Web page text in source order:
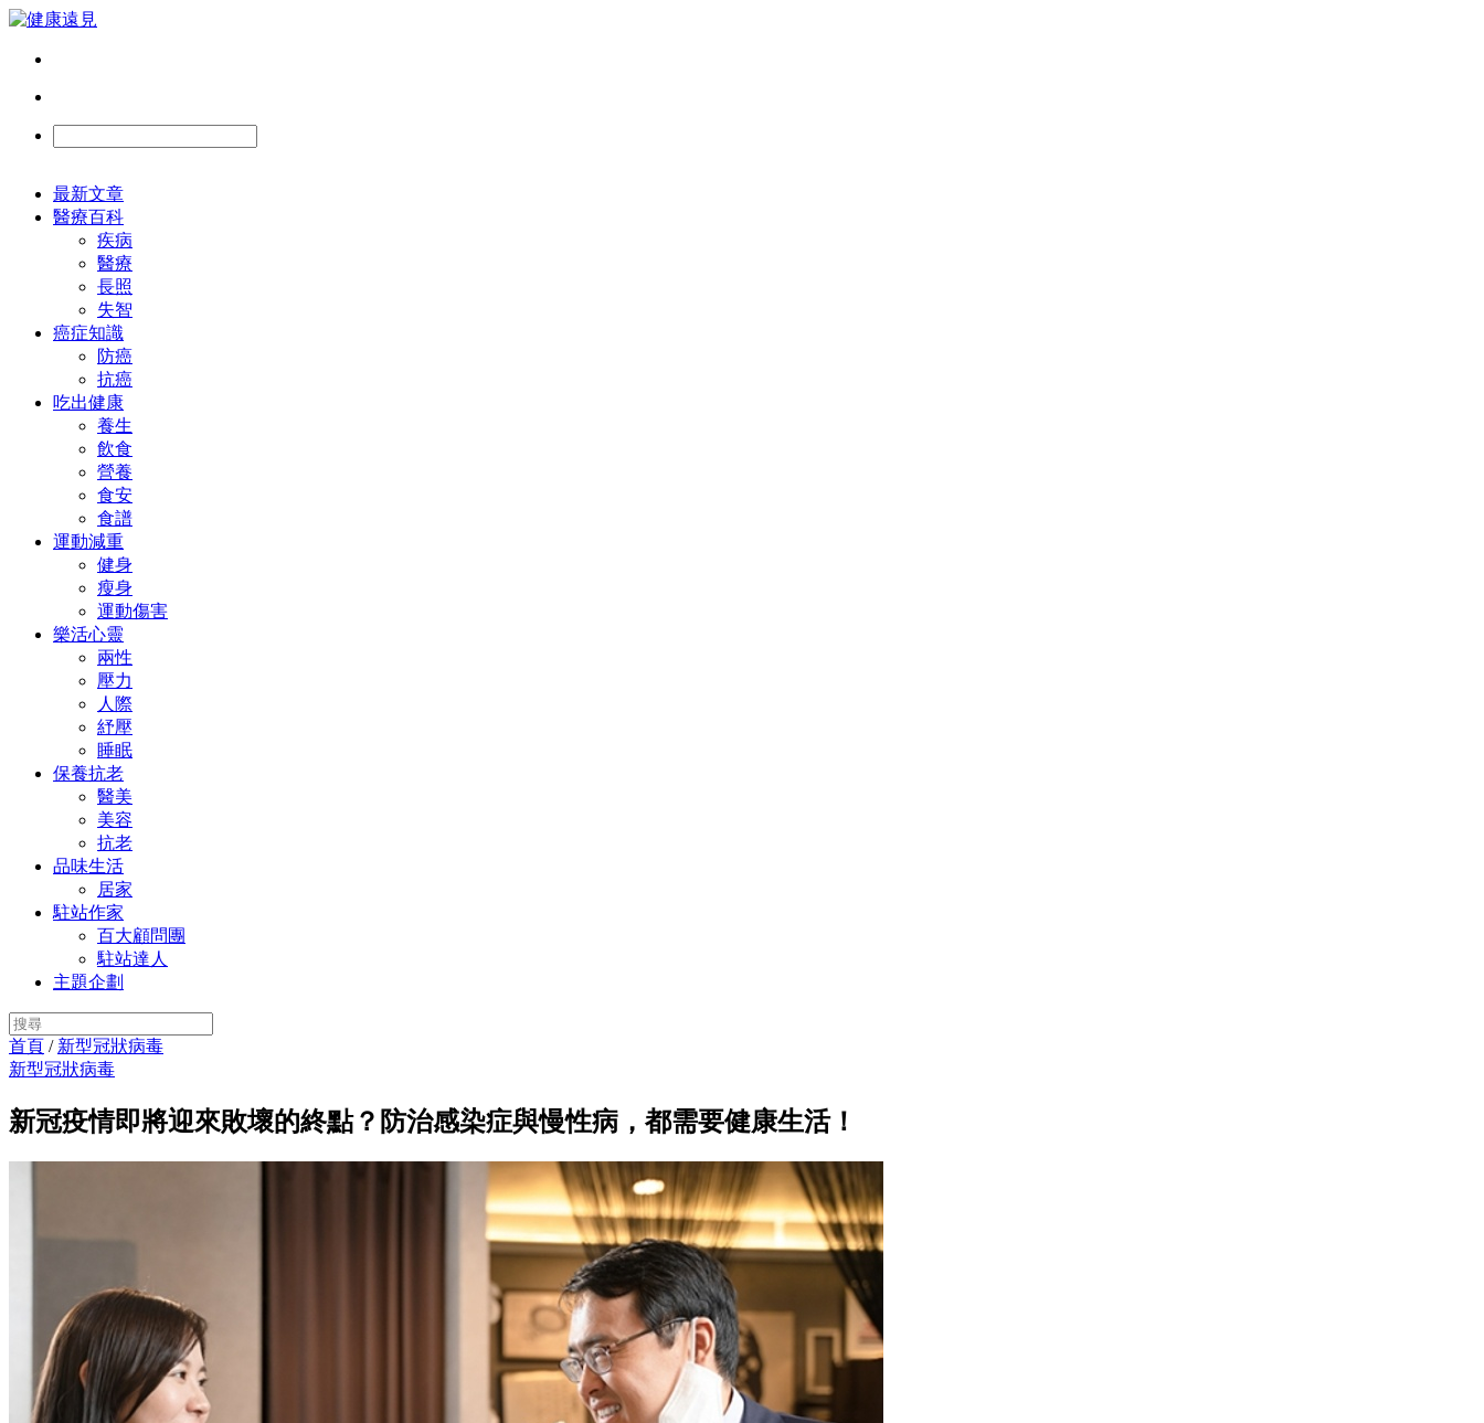
最新文章
醫療百科
疾病
醫療
長照
失智
癌症知識
防癌
抗癌
吃出健康
養生
飲食
營養
食安
食譜
運動減重
健身
瘦身
運動傷害
樂活心靈
兩性
壓力
人際
紓壓
睡眠
保養抗老
醫美
美容
抗老
品味生活
居家
駐站作家
百大顧問團
駐站達人
主題企劃
首頁 / 新型冠狀病毒
新型冠狀病毒
新冠疫情即將迎來敗壞的終點？防治感染症與慢性病，都需要健康生活！